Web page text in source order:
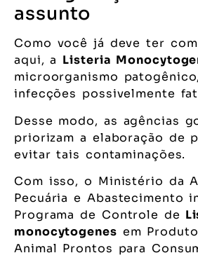
assunto
Como você já deve ter
aqui, a Listeria
microorganismo
infecções possivelmente
Desse modo, as agências
priorizam a elaboração de
evitar tais contaminações.
Com isso, o Ministério da
Pecuária e Abastecimento
Programa de Controle de
monocytogenes em
Animal Prontos para